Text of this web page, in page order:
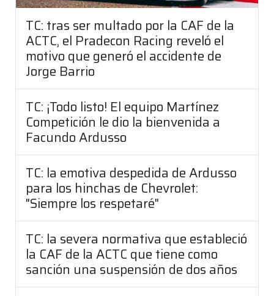
TC: tras ser multado por la CAF de la
ACTC, el Pradecon Racing reveló el
motivo que generó el accidente de
Jorge Barrio
TC: ¡Todo listo! El equipo Martínez
Competición le dio la bienvenida a
Facundo Ardusso
TC: la emotiva despedida de Ardusso
para los hinchas de Chevrolet:
"Siempre los respetaré"
TC: la severa normativa que estableció
la CAF de la ACTC que tiene como
sanción una suspensión de dos años